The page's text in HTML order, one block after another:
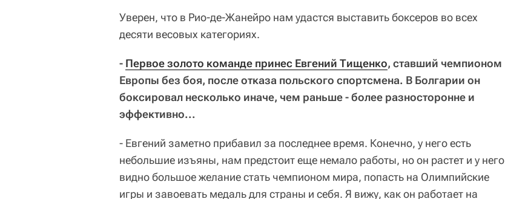
Уверен, что в Рио-де-Жанейро нам удастся выставить боксеров во всех
десяти весовых категориях.
- Первое золото команде принес Евгений Тищенко, ставший чемпионом
Европы без боя, после отказа польского спортсмена. В Болгарии он
боксировал несколько иначе, чем раньше - более разносторонне и
эффективно...
- Евгений заметно прибавил за последнее время. Конечно, у него есть
небольшие изъяны, нам предстоит еще немало работы, но он растет и у него
видно большое желание стать чемпионом мира, попасть на Олимпийские
игры и завоевать медаль для страны и себя. Я вижу, как он работает на